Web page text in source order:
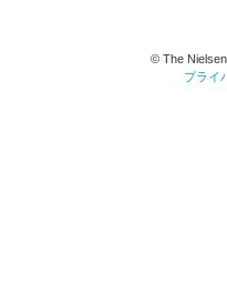
© The
プライ